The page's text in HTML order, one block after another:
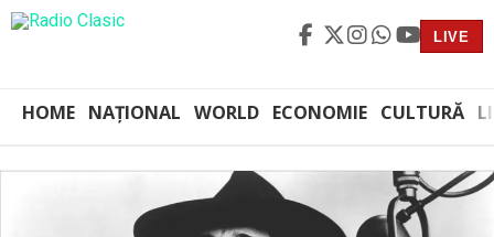
LIVE
HOME NAȚIONAL WORLD ECONOMIE CULTURĂ